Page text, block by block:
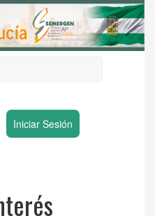
Iniciar Sesión